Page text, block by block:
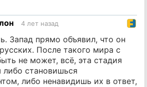
4 лет назад
Запад прямо объявил, что он
После такого мира с
не может, всё, эта стадия
становишься
либо ненавидишь их в ответ,